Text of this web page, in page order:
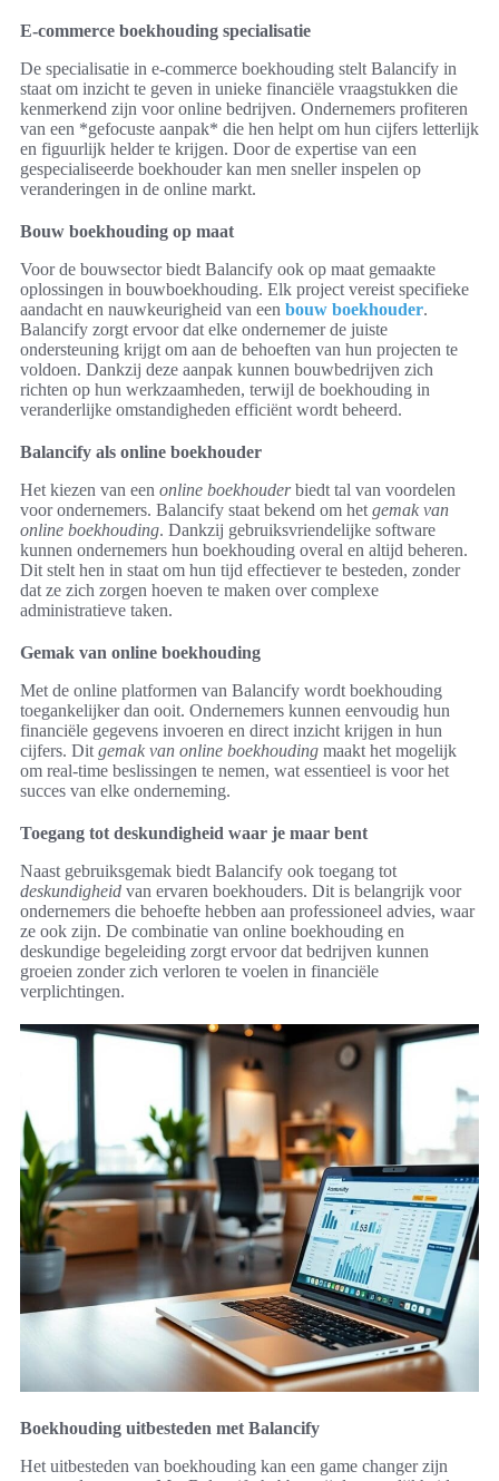
E-commerce boekhouding specialisatie
De specialisatie in e-commerce boekhouding stelt Balancify in
staat om inzicht te geven in unieke financiële vraagstukken die
kenmerkend zijn voor online bedrijven. Ondernemers profiteren
van een *gefocuste aanpak* die hen helpt om hun cijfers letterlijk
en figuurlijk helder te krijgen. Door de expertise van een
gespecialiseerde boekhouder kan men sneller inspelen op
veranderingen in de online markt.
Bouw boekhouding op maat
Voor de bouwsector biedt Balancify ook op maat gemaakte
oplossingen in bouwboekhouding. Elk project vereist specifieke
aandacht en nauwkeurigheid van een bouw boekhouder.
Balancify zorgt ervoor dat elke ondernemer de juiste
ondersteuning krijgt om aan de behoeften van hun projecten te
voldoen. Dankzij deze aanpak kunnen bouwbedrijven zich
richten op hun werkzaamheden, terwijl de boekhouding in
veranderlijke omstandigheden efficiënt wordt beheerd.
Balancify als online boekhouder
Het kiezen van een online boekhouderbiedt tal van voordelen
voor ondernemers. Balancify staat bekend om het gemak van
online boekhouding. Dankzij gebruiksvriendelijke software
kunnen ondernemers hun boekhouding overal en altijd beheren.
Dit stelt hen in staat om hun tijd effectiever te besteden, zonder
dat ze zich zorgen hoeven te maken over complexe
administratieve taken.
Gemak van online boekhouding
Met de online platformen van Balancify wordt boekhouding
toegankelijker dan ooit. Ondernemers kunnen eenvoudig hun
financiële gegevens invoeren en direct inzicht krijgen in hun
cijfers. Dit gemak van online boekhouding maakt het mogelijk
om real-time beslissingen te nemen, wat essentieel is voor het
succes van elke onderneming.
Toegang tot deskundigheid waar je maar bent
Naast gebruiksgemak biedt Balancify ook toegang tot
deskundigheid van ervaren boekhouders. Dit is belangrijk voor
ondernemers die behoefte hebben aan professioneel advies, waar
ze ook zijn. De combinatie van online boekhouding en
deskundige begeleiding zorgt ervoor dat bedrijven kunnen
groeien zonder zich verloren te voelen in financiële
verplichtingen.
Boekhouding uitbesteden met Balancify
Het uitbesteden van boekhouding kan een game changer zijn